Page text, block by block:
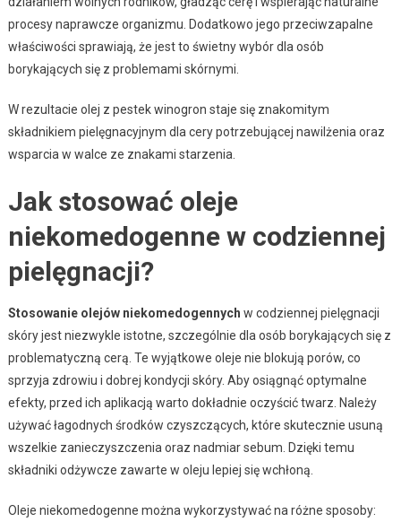
procesy naprawcze organizmu. Dodatkowo jego przeciwzapalne
właściwości sprawiają, że jest to świetny wybór dla osób
borykających się z problemami skórnymi.
W rezultacie olej z pestek winogron staje się znakomitym
składnikiem pielęgnacyjnym dla cery potrzebującej nawilżenia oraz
wsparcia w walce ze znakami starzenia.
Jak stosować oleje
niekomedogenne w codziennej
pielęgnacji?
Stosowanie olejów niekomedogennych w codziennej pielęgnacji
skóry jest niezwykle istotne, szczególnie dla osób borykających się z
problematyczną cerą. Te wyjątkowe oleje nie blokują porów, co
sprzyja zdrowiu i dobrej kondycji skóry. Aby osiągnąć optymalne
efekty, przed ich aplikacją warto dokładnie oczyścić twarz. Należy
używać łagodnych środków czyszczących, które skutecznie usuną
wszelkie zanieczyszczenia oraz nadmiar sebum. Dzięki temu
składniki odżywcze zawarte w oleju lepiej się wchłoną.
Oleje niekomedogenne można wykorzystywać na różne sposoby: